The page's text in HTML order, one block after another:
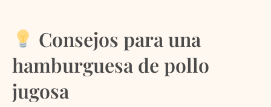
Consejos para una
hamburguesa de pollo
jugosa